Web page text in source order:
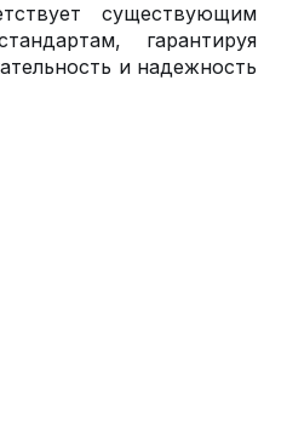
существующим
гарантируя
и надежность